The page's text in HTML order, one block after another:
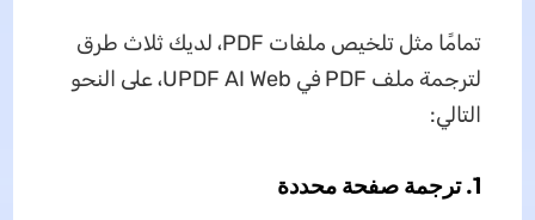
تمامًا مثل تلخيص ملفات PDF، لديك ثلاث طرق
لترجمة ملف PDF في UPDF AI Web، على النحو
التالي:
1. ترجمة صفحة محددة